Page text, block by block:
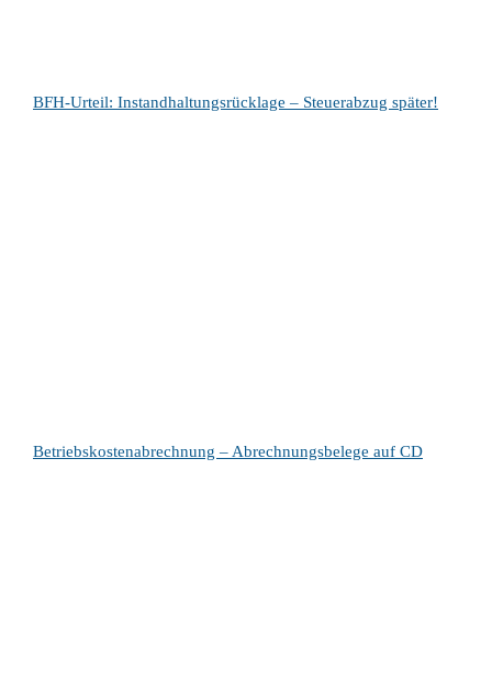
BFH-Urteil: Instandhaltungsrücklage – Steuerabzug später!
Betriebskostenabrechnung – Abrechnungsbelege auf CD